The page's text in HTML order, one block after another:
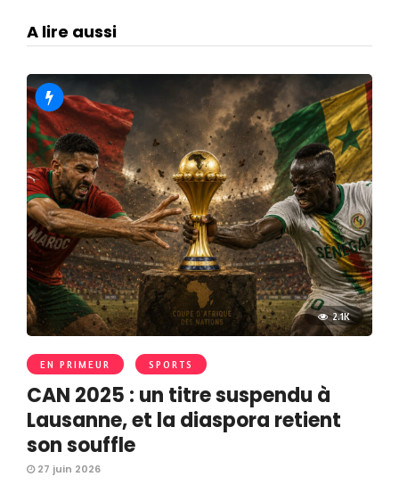
A lire aussi
2.1K
EN PRIMEUR SPORTS
CAN 2025 : un titre suspendu à
Lausanne, et la diaspora retient
son souffle
27 juin 2026